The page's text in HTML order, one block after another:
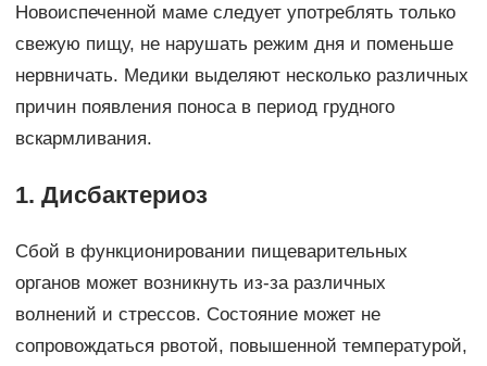
Новоиспеченной маме следует употреблять только
свежую пищу, не нарушать режим дня и поменьше
нервничать. Медики выделяют несколько различных
причин появления поноса в период грудного
вскармливания.
1. Дисбактериоз
Сбой в функционировании пищеварительных
органов может возникнуть из-за различных
волнений и стрессов. Состояние может не
сопровождаться рвотой, повышенной температурой,